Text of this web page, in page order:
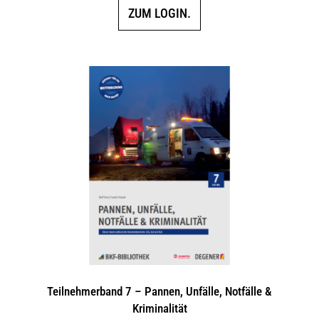
ZUM LOGIN.
Teilnehmerband 7 – Pannen, Unfälle, Notfälle &
Kriminalität